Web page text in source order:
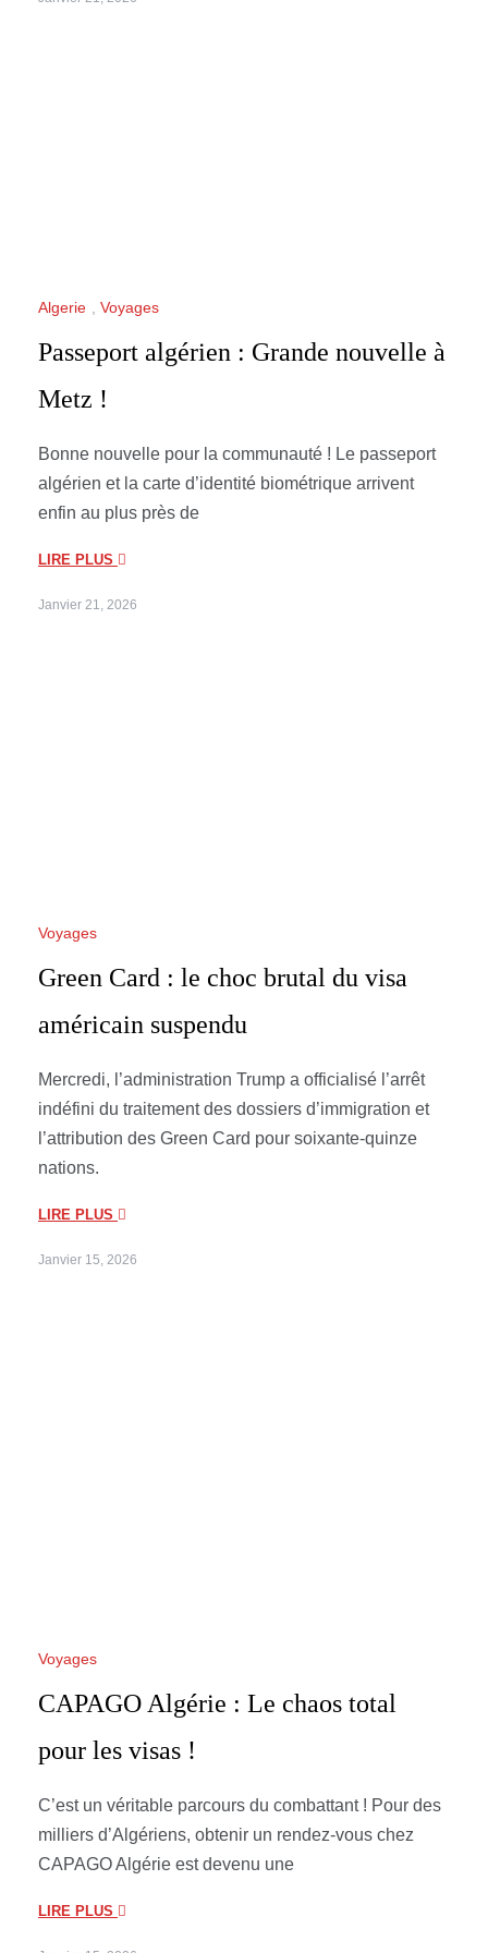
Algerie Voyages
Passeport algérien : Grande nouvelle à
Metz !
Bonne nouvelle pour la communauté ! Le passeport
algérien et la carte d’identité biométrique arrivent
enfin au plus près de
LIRE PLUS
Janvier 21, 2026
Voyages
Green Card : le choc brutal du visa
américain suspendu
Mercredi, l’administration Trump a officialisé l’arrêt
indéfini du traitement des dossiers d’immigration et
l’attribution des Green Card pour soixante-quinze
nations.
LIRE PLUS
Janvier 15, 2026
Voyages
CAPAGO Algérie : Le chaos total
pour les visas !
C’est un véritable parcours du combattant ! Pour des
milliers d’Algériens, obtenir un rendez-vous chez
CAPAGO Algérie est devenu une
LIRE PLUS